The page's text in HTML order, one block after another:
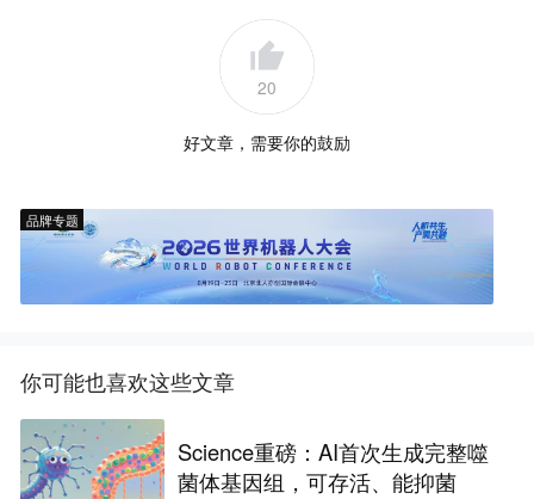
20
好文章，需要你的鼓励
品牌专题
你可能也喜欢这些文章
Science重磅：AI首次生成完整噬
菌体基因组，可存活、能抑菌